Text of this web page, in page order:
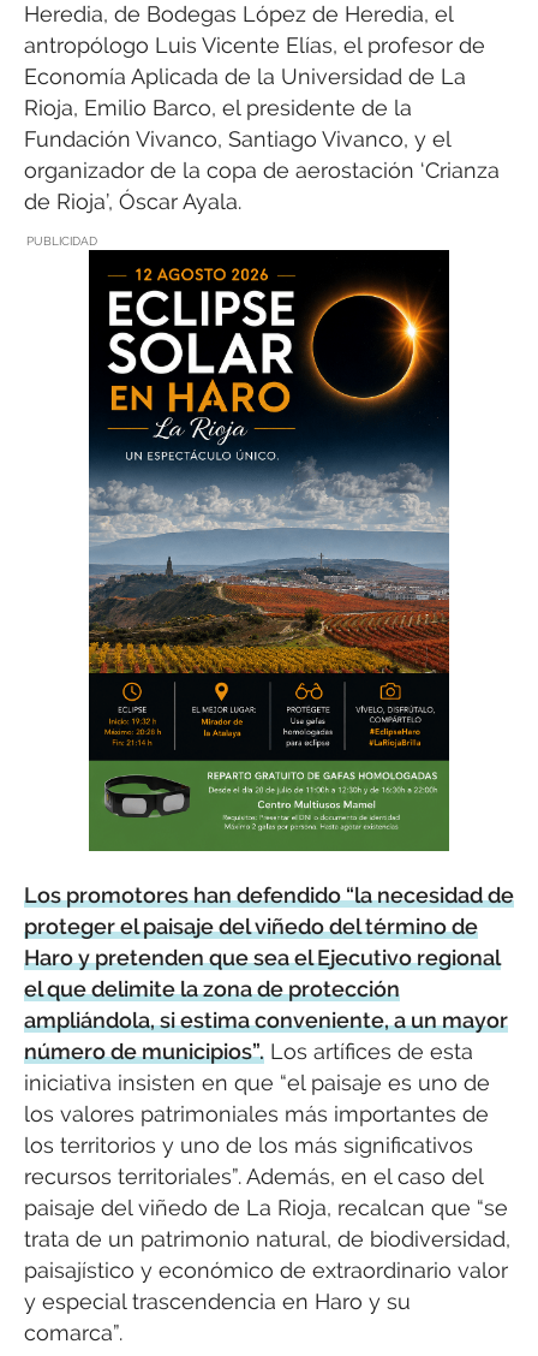
Heredia, de Bodegas López de Heredia, el
antropólogo Luis Vicente Elías, el profesor de
Economía Aplicada de la Universidad de La
Rioja, Emilio Barco, el presidente de la
Fundación Vivanco, Santiago Vivanco, y el
organizador de la copa de aerostación ‘Crianza
de Rioja’, Óscar Ayala.
PUBLICIDAD
Los promotores han defendido “la necesidad de
proteger el paisaje del viñedo del término de
Haro y pretenden que sea el Ejecutivo regional
el que delimite la zona de protección
ampliándola, si estima conveniente, a un mayor
número de municipios”. Los artífices de esta
iniciativa insisten en que “el paisaje es uno de
los valores patrimoniales más importantes de
los territorios y uno de los más significativos
recursos territoriales”. Además, en el caso del
paisaje del viñedo de La Rioja, recalcan que “se
trata de un patrimonio natural, de biodiversidad,
paisajístico y económico de extraordinario valor
y especial trascendencia en Haro y su
comarca”.